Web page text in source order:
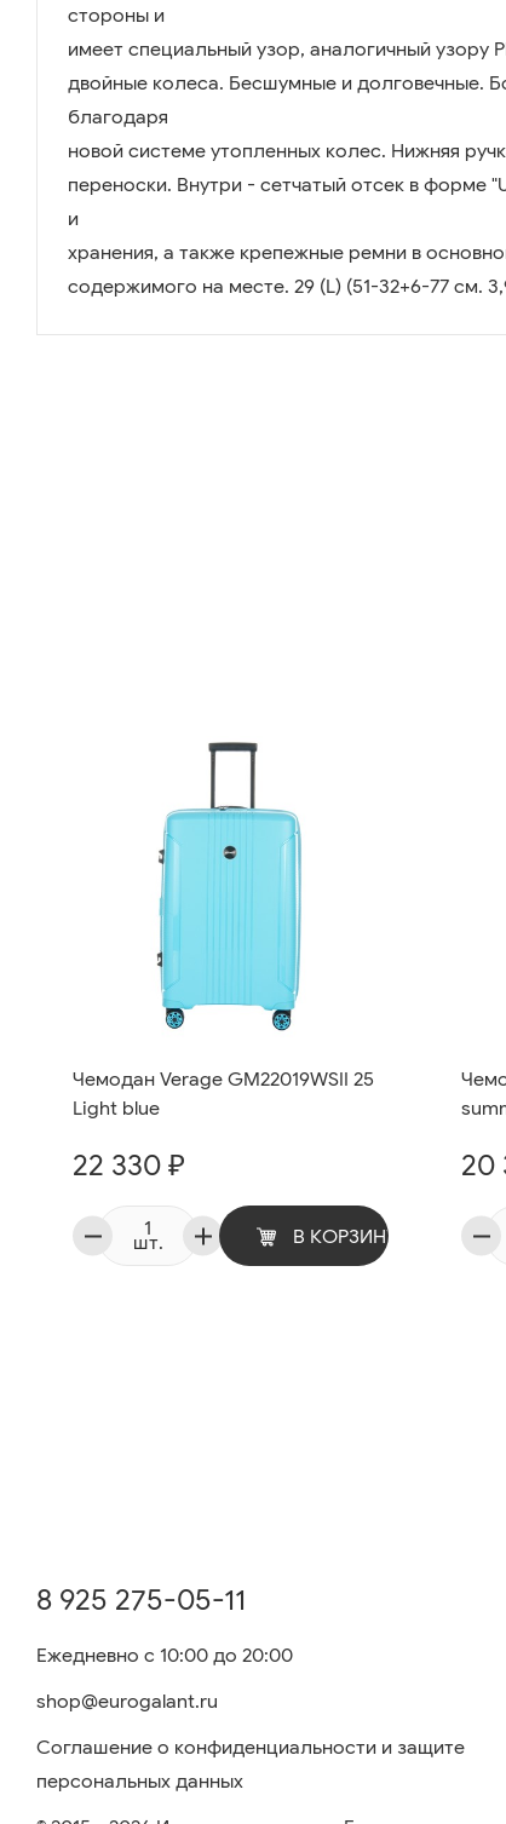
стороны и
имеет специальный узор, аналогичный узору
двойные колеса. Бесшумные и долговечные.
благодаря
новой системе утопленных колес. Нижняя
переноски. Внутри - сетчатый отсек в форме
и
хранения, а также крепежные ремни в
содержимого на месте. 29 (L) (51-32+6-77 см.
Чемодан Verage GM22019WSII 25
Light blue
22 330 ₽
шт. В КОРЗИНУ
20
8 925 275-05-11
Ежедневно с 10:00 до 20:00
shop@eurogalant.ru
Соглашение о конфиденциальности и защите
персональных данных